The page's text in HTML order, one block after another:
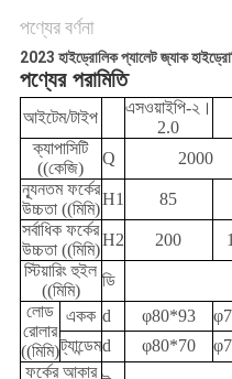
পণ্যের বর্ণনা
2023 হাইড্রোলিক প্যালেট জ্যাক
পণ্যের পরামিতি
আইটেম/টাইপ
এসওয়াইপি-২।
2.0
ক্যাপাসিটি
((কেজি)
Q
2000
ন্যূনতম ফর্কের
উচ্চতা ((মিমি)
H1 85
সর্বাধিক ফর্কের
উচ্চতা ((মিমি)
H2 200
স্টিয়ারিং হুইল
((মিমি)
ডি
লোড
রোলার
((মিমি)
একক d φ80*93
ট্যান্ডেমd φ80*70
ফর্কের আকার